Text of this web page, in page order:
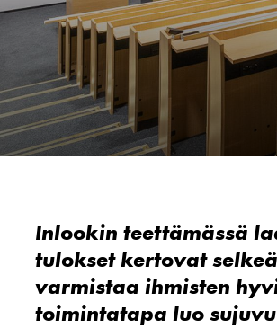
Inlookin teettämässä
tulokset kertovat
varmistaa ihmisten
toimintatapa luo